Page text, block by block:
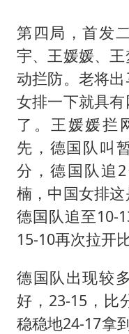
第四局，首发
宇、王媛媛、
动拦防。老将
女排一下就具
了。王媛媛拦
先，德国队叫
分，德国队追
楠，中国女排这
德国队追至10-
15-10再次拉开比
德国队出现较
好，23-15，比
稳稳地24-17拿